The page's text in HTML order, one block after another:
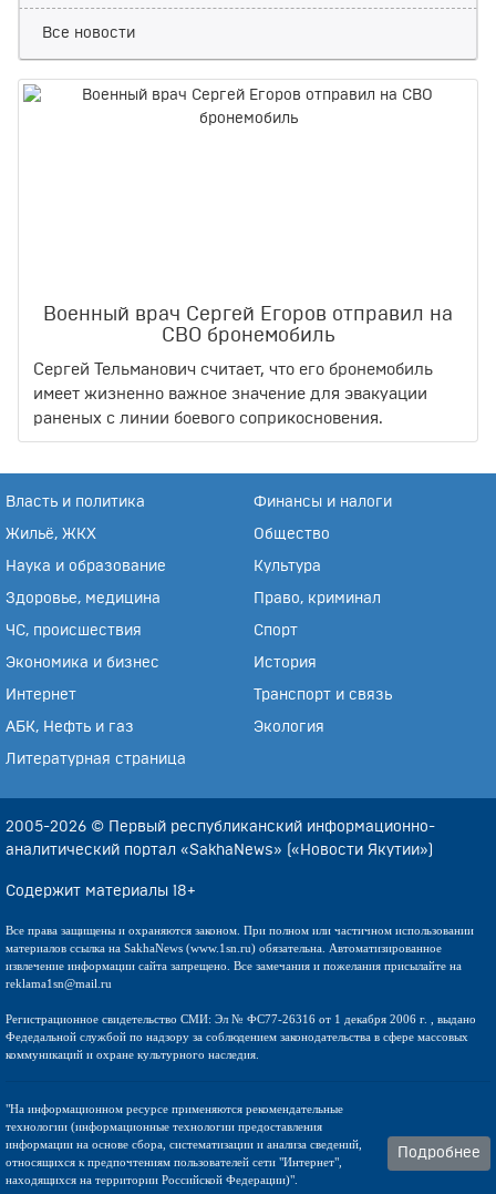
Все новости
Военный врач Сергей Егоров отправил на
СВО бронемобиль
Сергей Тельманович считает, что его бронемобиль
имеет жизненно важное значение для эвакуации
раненых с линии боевого соприкосновения.
Власть и политика Финансы и налоги
Жильё, ЖКХ Общество
Наука и образование Культура
Здоровье, медицина Право, криминал
ЧС, происшествия Спорт
Экономика и бизнес История
Интернет Транспорт и связь
АБК, Нефть и газ Экология
Литературная страница
2005-2026 © Первый республиканский информационно-
аналитический портал «SakhaNews» («Новости Якутии»)
Содержит материалы 18+
Все права защищены и охраняются законом. При полном или частичном использовании
материалов ссылка на SakhaNews (www.1sn.ru) обязательна. Автоматизированное
извлечение информации сайта запрещено. Все замечания и пожелания присылайте на
reklama1sn@mail.ru
Регистрационное свидетельство СМИ: Эл № ФС77-26316 от 1 декабря 2006 г. , выдано
Федедальной службой по надзору за соблюдением законодательства в сфере массовых
коммуникаций и охране культурного наследия.
"На информационном ресурсе применяются рекомендательные
технологии (информационные технологии предоставления
информации на основе сбора, систематизации и анализа сведений,
относящихся к предпочтениям пользователей сети "Интернет",
находящихся на территории Российской Федерации)".
Подробнее